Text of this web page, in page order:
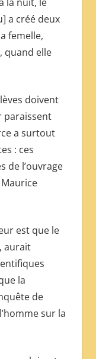
a créé deux
femelle,
quand elle
doivent
paraissent
a surtout
: ces
de l’ouvrage
est que le
aurait
la
de
sur la